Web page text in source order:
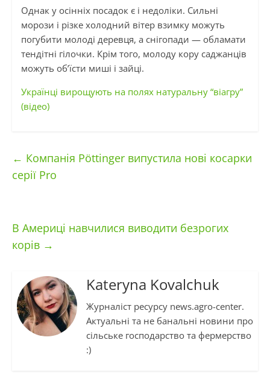
Однак уосінніх посадок є і недоліки. Сильні
морози і різке холодний вітер взимку можуть
погубити молоді деревця, а снігопади — обламати
тендітні гілочки. Крім того, молоду кору саджанців
можуть об’їсти миші і зайці.
Українці вирощують на полях натуральну “віагру”
(відео)
← Компанія Pöttinger випустила нові косарки
серії Pro
В Америці навчилися виводити безрогих
корів →
Kateryna Kovalchuk
Журналіст ресурсу news.agro-center.
Актуальні та не банальні новини про
сільське господарство та фермерство
:)